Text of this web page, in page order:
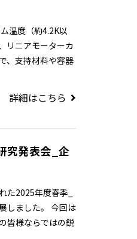
温度（約4.2K以
リニアモーターカ
、支持材料や容器
詳細はこちら
究発表会_企
た2025年度春季_
しました。 今回は
皆様ならではの鋭